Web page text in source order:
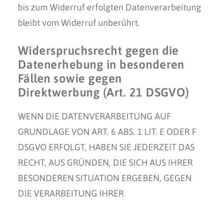
bis zum Widerruf erfolgten Datenverarbeitung
bleibt vom Widerruf unberührt.
Widerspruchsrecht gegen die
Datenerhebung in besonderen
Fällen sowie gegen
Direktwerbung (Art. 21 DSGVO)
WENN DIE DATENVERARBEITUNG AUF
GRUNDLAGE VON ART. 6 ABS. 1 LIT. E ODER F
DSGVO ERFOLGT, HABEN SIE JEDERZEIT DAS
RECHT, AUS GRÜNDEN, DIE SICH AUS IHRER
BESONDEREN SITUATION ERGEBEN, GEGEN
DIE VERARBEITUNG IHRER